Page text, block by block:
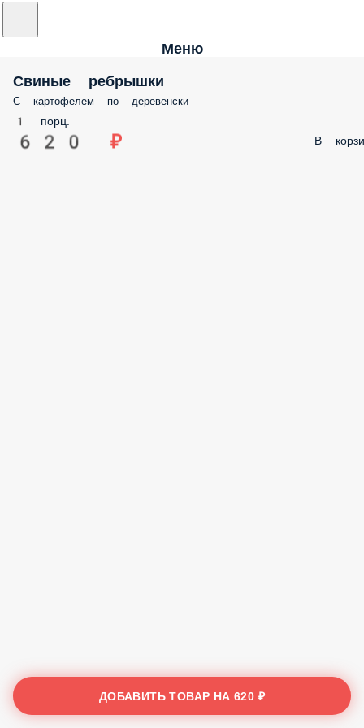
Меню
Свиные ребрышки
С картофелем по деревенски
1 порц.
620 ₽ В
ДОБАВИТЬ ТОВАР НА620 ₽